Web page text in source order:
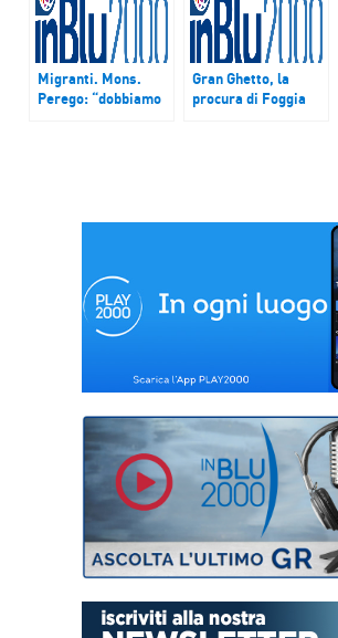
Migranti. Mons.
Perego: “dobbiamo
Gran Ghetto, la
procura di Foggia